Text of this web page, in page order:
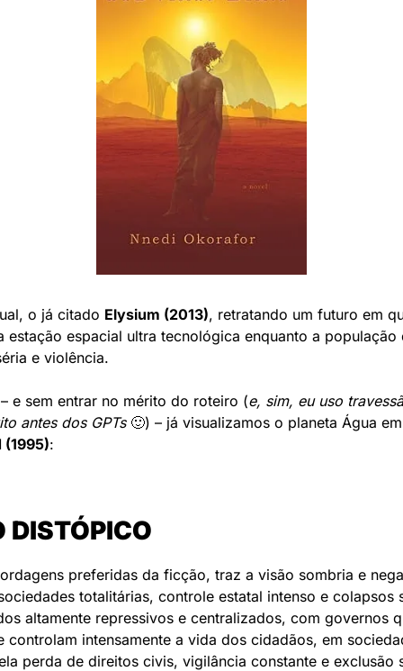
o já citado Elysium (2013), retratando um futuro em
estação espacial ultra tecnológica enquanto a população
e violência.
e sem entrar no mérito do roteiro (e, sim, eu uso
antes dos GPTs
:
DISTÓPICO
preferidas da ficção, traz a visão sombria e
totalitárias, controle estatal intenso e colapsos
altamente repressivos e centralizados, com governos
controlam intensamente a vida dos cidadãos, em
perda de direitos civis, vigilância constante e exclusão